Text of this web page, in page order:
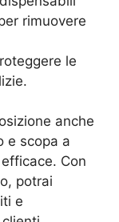
rimuovere
le
anche
e scopa a
Con
potrai
e